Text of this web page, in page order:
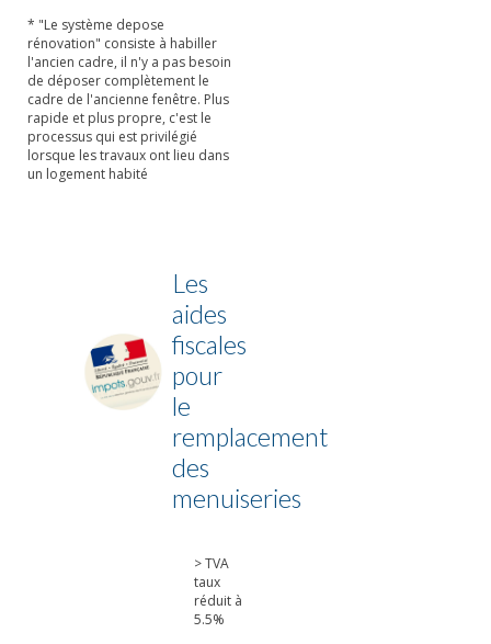
* "Le système depose
rénovation" consiste à habiller
l'ancien cadre, il n'y a pas besoin
de déposer complètement le
cadre de l'ancienne fenêtre. Plus
rapide et plus propre, c'est le
processus qui est privilégié
lorsque les travaux ont lieu dans
un logement habité
Les
aides
fiscales
pour
le
remplacement
des
menuiseries
> TVA
taux
réduit à
5.5%